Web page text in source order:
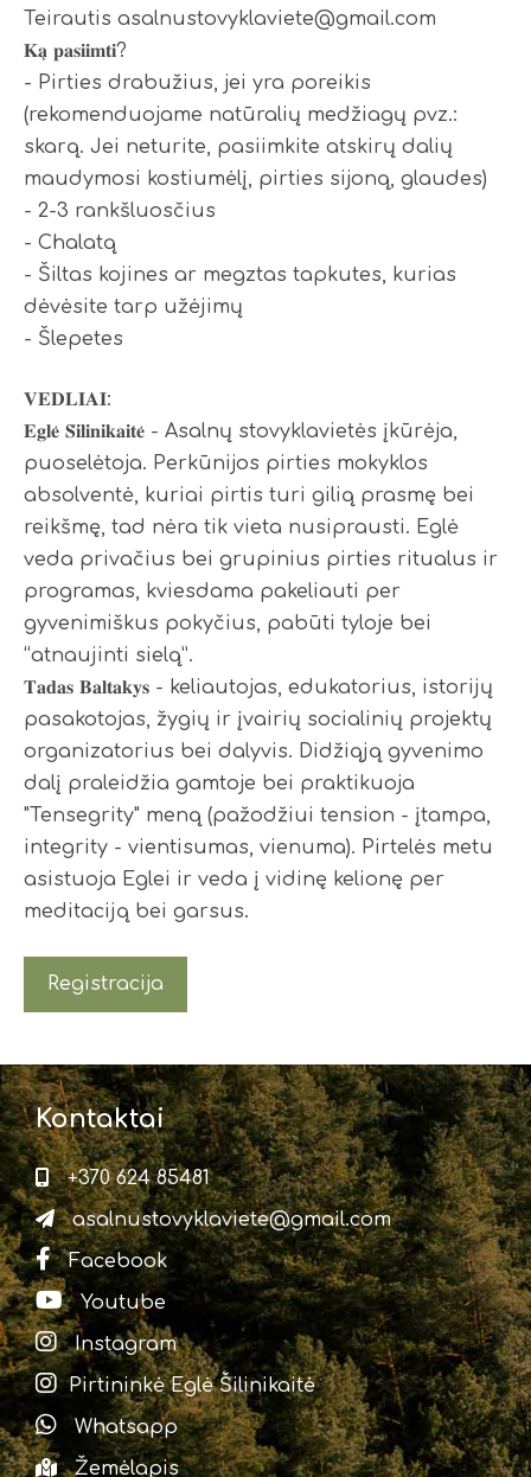
Teirautis asalnustovyklaviete@gmail.com
𝐊𝐚̨ 𝐩𝐚𝐬𝐢𝐢𝐦𝐭𝐢?
- Pirties drabužius, jei yra poreikis
(rekomenduojame natūralių medžiagų pvz.:
skarą. Jei neturite, pasiimkite atskirų dalių
maudymosi kostiumėlį, pirties sijoną, glaudes)
- 2-3 rankšluosčius
- Chalatą
- Šiltas kojines ar megztas tapkutes, kurias
dėvėsite tarp užėjimų
- Šlepetes
𝐕𝐄𝐃𝐋𝐈𝐀𝐈:
𝐄𝐠𝐥𝐞̇ 𝐒̌𝐢𝐥𝐢𝐧𝐢𝐤𝐚𝐢𝐭𝐞̇ - Asalnų stovyklavietės įkūrėja,
puoselėtoja. Perkūnijos pirties mokyklos
absolventė, kuriai pirtis turi gilią prasmę bei
reikšmę, tad nėra tik vieta nusiprausti. Eglė
veda privačius bei grupinius pirties ritualus ir
programas, kviesdama pakeliauti per
gyvenimiškus pokyčius, pabūti tyloje bei
“atnaujinti sielą”.
𝐓𝐚𝐝𝐚𝐬 𝐁𝐚𝐥𝐭𝐚𝐤𝐲𝐬 - keliautojas, edukatorius, istorijų
pasakotojas, žygių ir įvairių socialinių projektų
organizatorius bei dalyvis. Didžiąją gyvenimo
dalį praleidžia gamtoje bei praktikuoja
"Tensegrity" meną (pažodžiui tension - įtampa,
integrity - vientisumas, vienuma). Pirtelės metu
asistuoja Eglei ir veda į vidinę kelionę per
meditaciją bei garsus.
Registracija
Kontaktai
+370 624 85481
asalnustovyklaviete@gmail.com
Facebook
Youtube
Instagram
Pirtininkė Eglė Šilinikaitė
Whatsapp
Žemėlapis